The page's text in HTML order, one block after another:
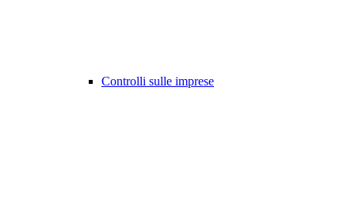
Controlli sulle imprese